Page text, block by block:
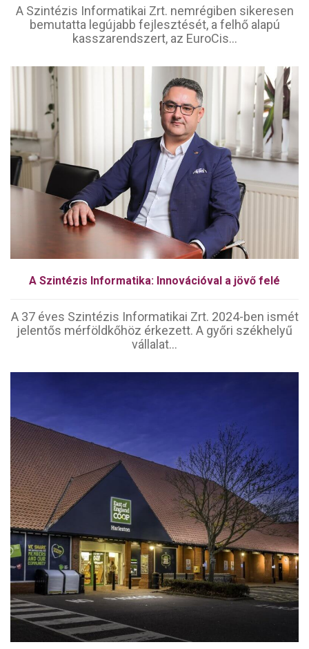
A Szintézis Informatikai Zrt. nemrégiben sikeresen
bemutatta legújabb fejlesztését, a felhő alapú
kasszarendszert, az EuroCis...
A Szintézis Informatika: Innovációval a jövő felé
A 37 éves Szintézis Informatikai Zrt. 2024-ben ismét
jelentős mérföldkőhöz érkezett. A győri székhelyű
vállalat...